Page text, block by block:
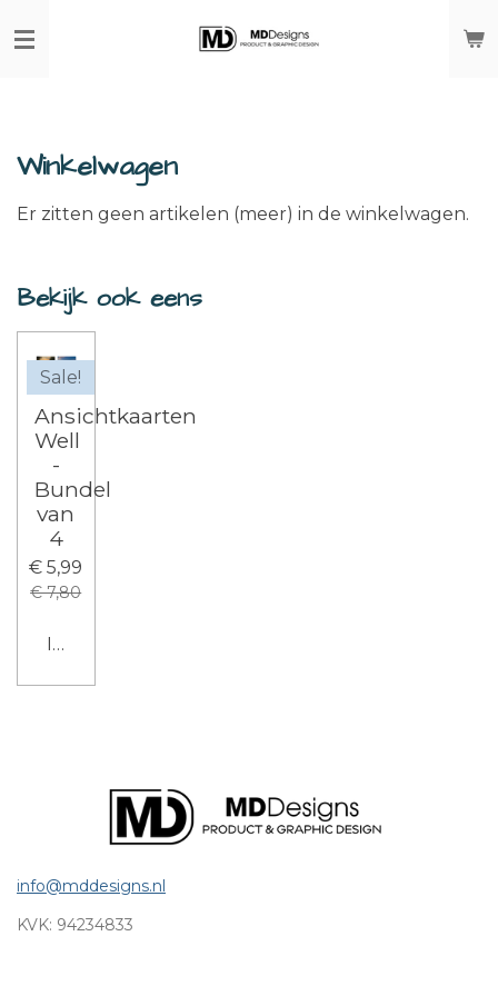
direct
Winkelwagen
Er zitten geen artikelen (meer) in de winkelwagen.
Bekijk ook eens
Sale!
Ansichtkaarten
Well
-
Bundel
van
4
€ 5,99
€ 7,80
In winkelwagen
info@mddesigns.nl
KVK: 94234833